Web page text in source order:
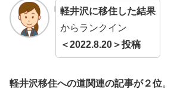
軽井沢に移住した結果
からランクイン
＜2022.8.20＞投稿
軽井沢移住への道関連の記事が２位。